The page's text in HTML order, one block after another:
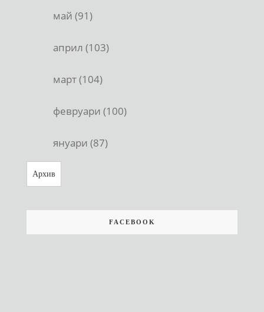
май (91)
април (103)
март (104)
февруари (100)
януари (87)
Архив
FACEBOOK